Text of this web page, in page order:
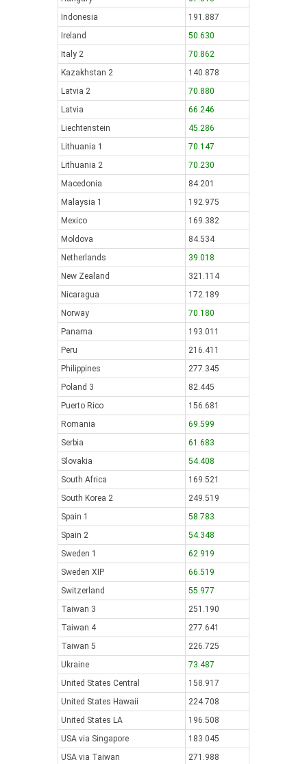
Indonesia
191.887
Ireland
50.630
Italy 2
70.862
Kazakhstan 2
140.878
Latvia 2
70.880
Latvia
66.246
Liechtenstein
45.286
Lithuania 1
70.147
Lithuania 2
70.230
Macedonia
84.201
Malaysia 1
192.975
Mexico
169.382
Moldova
84.534
Netherlands
39.018
New Zealand
321.114
Nicaragua
172.189
Norway
70.180
Panama
193.011
Peru
216.411
Philippines
277.345
Poland 3
82.445
Puerto Rico
156.681
Romania
69.599
Serbia
61.683
Slovakia
54.408
South Africa
169.521
South Korea 2
249.519
Spain 1
58.783
Spain 2
54.348
Sweden 1
62.919
Sweden XIP
66.519
Switzerland
55.977
Taiwan 3
251.190
Taiwan 4
277.641
Taiwan 5
226.725
Ukraine
73.487
United States Central
158.917
United States Hawaii
224.708
United States LA
196.508
USA via Singapore
183.045
USA via Taiwan
271.988